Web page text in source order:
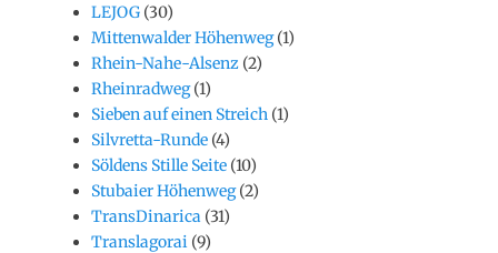
LEJOG (30)
Mittenwalder Höhenweg(1)
Rhein-Nahe-Alsenz (2)
Rheinradweg(1)
Sieben auf einen Streich (1)
Silvretta-Runde (4)
Söldens Stille Seite (10)
Stubaier Höhenweg(2)
TransDinarica (31)
Translagorai (9)